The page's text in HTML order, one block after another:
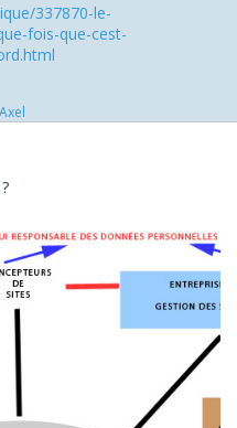
337870-le-
fois-que-cest-
Axel